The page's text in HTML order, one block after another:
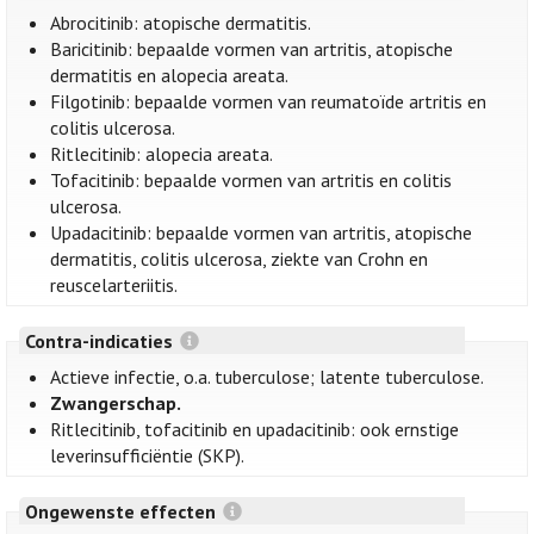
Abrocitinib: atopische dermatitis.
Baricitinib: bepaalde vormen van artritis, atopische
dermatitis en alopecia areata.
Filgotinib: bepaalde vormen van reumatoïde artritis en
colitis ulcerosa.
Ritlecitinib: alopecia areata.
Tofacitinib: bepaalde vormen van artritis en colitis
ulcerosa.
Upadacitinib: bepaalde vormen van artritis, atopische
dermatitis, colitis ulcerosa, ziekte van Crohn en
reuscelarteriitis.
Contra-indicaties
Actieve infectie, o.a. tuberculose; latente tuberculose.
Zwangerschap.
Ritlecitinib, tofacitinib en upadacitinib: ook ernstige
leverinsufficiëntie (SKP).
Ongewenste effecten